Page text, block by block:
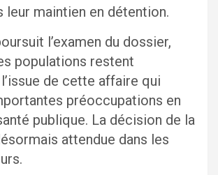
leur maintien en détention.
l’examen du dossier,
populations restent
de cette affaire qui
préoccupations en
publique. La décision de la
attendue dans les